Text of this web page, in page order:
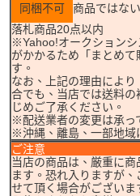
同梱不可
商品ではない
落札商品20点以内
※Yahoo!オークション
がかかるため「まとめ
す。
なお、上記の理由によ
合でも、当店では送料
じめご了承ください。
※配送業者の変更は承っ
※沖縄、離島、一部地域
ご注意
当店の商品は、厳重に
ます。恐れ入りますが
せて頂く場合がござい